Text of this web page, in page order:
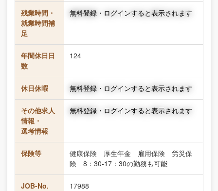
残業時間・
就業時間補
足
無料登録・ログインすると表示されます
年間休日日
数
124
休日休暇 無料登録・ログインすると表示されます
その他求人
情報・
選考情報
無料登録・ログインすると表示されます
保険等
健康保険 厚生年金 雇用保険 労災保
険 8：30-17：30の勤務も可能
JOB-No. 17988